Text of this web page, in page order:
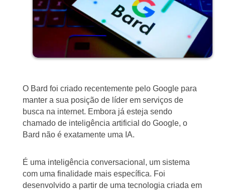
O Bard foi criado recentemente pelo Google para
manter a sua posição de líder em serviços de
busca na internet. Embora já esteja sendo
chamado de inteligência artificial do Google, o
Bard não é exatamente uma IA.
É uma inteligência conversacional, um sistema
com uma finalidade mais específica. Foi
desenvolvido a partir de uma tecnologia criada em